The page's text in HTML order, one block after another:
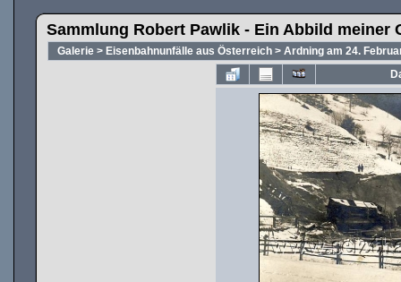
Sammlung Robert Pawlik - Ein Abbild meiner
Galerie > Eisenbahnunfälle aus Österreich > Ardning am 24.